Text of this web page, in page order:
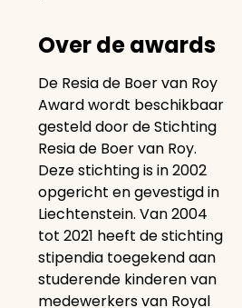
Over de awards
De Resia de Boer van Roy
Award wordt beschikbaar
gesteld door de Stichting
Resia de Boer van Roy.
Deze stichting is in 2002
opgericht en gevestigd in
Liechtenstein. Van 2004
tot 2021 heeft de stichting
stipendia toegekend aan
studerende kinderen van
medewerkers van Royal